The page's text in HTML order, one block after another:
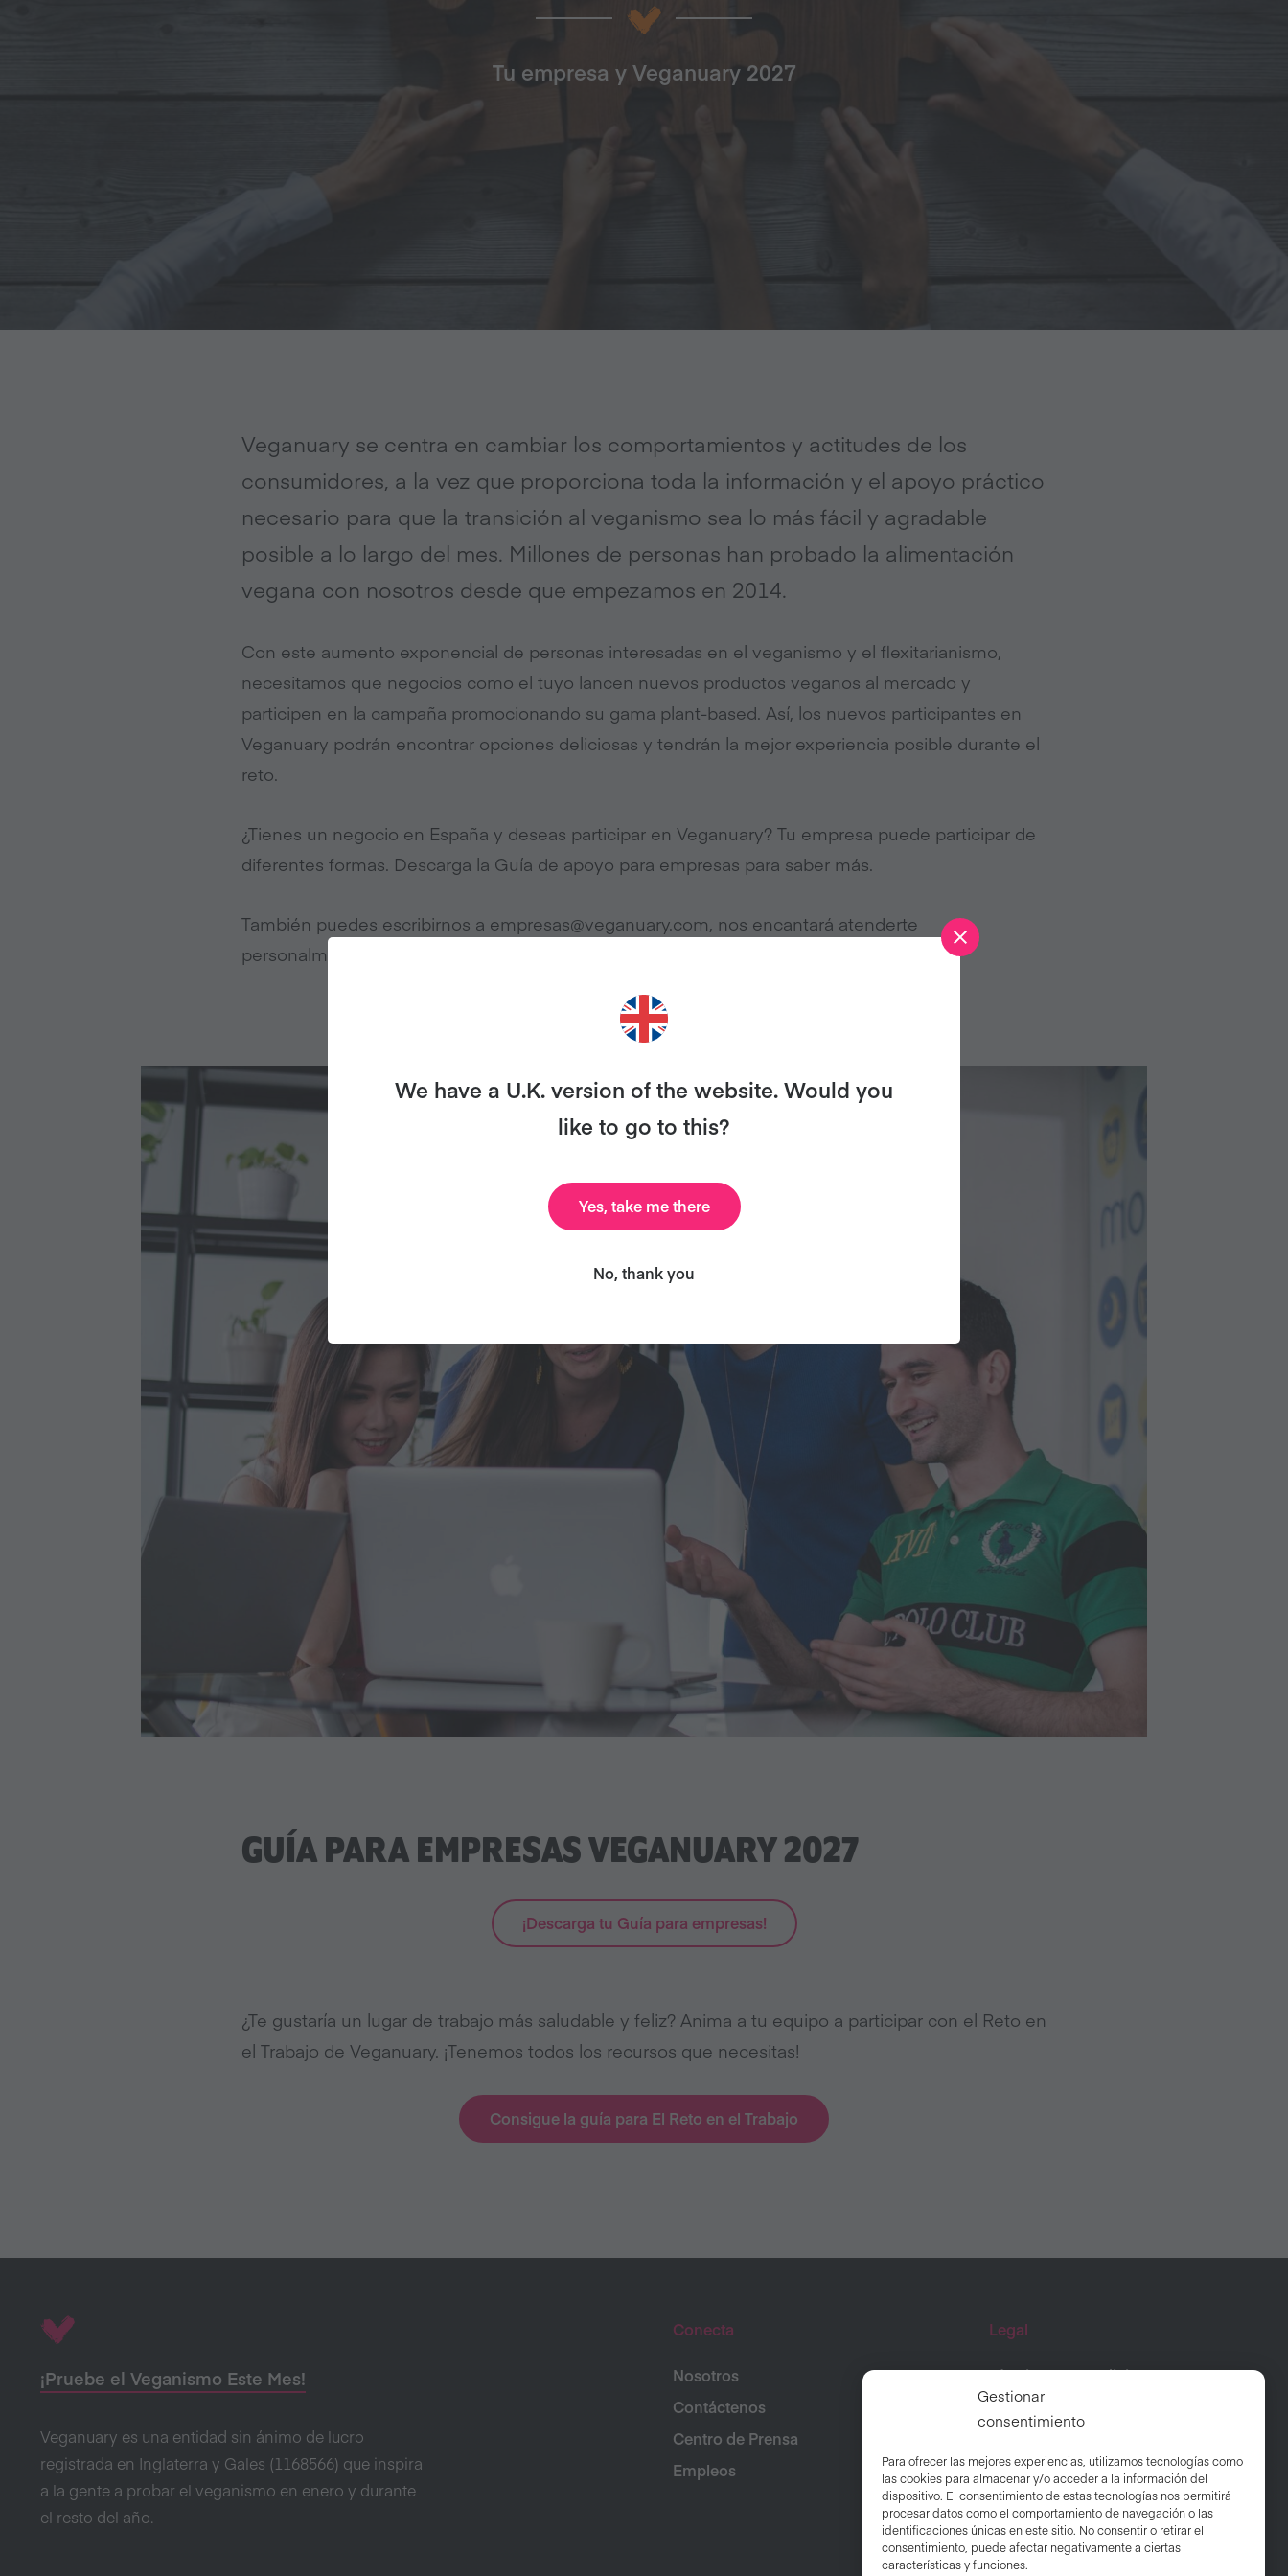
Gestionar
consentimiento
Para ofrecer las mejores experiencias, utilizamos tecnologías como
las cookies para almacenar y/o acceder a la información del
dispositivo. El consentimiento de estas tecnologías nos permitirá
procesar datos como el comportamiento de navegación o las
identificaciones únicas en este sitio. No consentir o retirar el
consentimiento, puede afectar negativamente a ciertas
características y funciones.
Tu empresa y Veganuary 2027
Veganuary se centra en cambiar los comportamientos y actitudes de los
consumidores, a la vez que proporciona toda la información y el apoyo práctico
necesario para que la transición al veganismo sea lo más fácil y agradable
posible a lo largo del mes. Millones de personas han probado la alimentación
vegana con nosotros desde que empezamos en 2014.
Con este aumento exponencial de personas interesadas en el veganismo y el flexitarianismo,
necesitamos que negocios como el tuyo lancen nuevos productos veganos al mercado y
participen en la campaña promocionando su gama plant-based. Así, los nuevos participantes en
Veganuary podrán encontrar opciones deliciosas y tendrán la mejor experiencia posible durante el
reto.
¿Tienes un negocio en España y deseas participar en Veganuary? Tu empresa puede participar de
diferentes formas. Descarga la Guía de apoyo para empresas para saber más.
También puedes escribirnos a empresas@veganuary.com, nos encantará atenderte
personalmente.
GUÍA PARA EMPRESAS VEGANUARY 2027
¡Descarga tu Guía para empresas!
¿Te gustaría un lugar de trabajo más saludable y feliz? Anima a tu equipo a participar con el Reto en
el Trabajo de Veganuary. ¡Tenemos todos los recursos que necesitas!
Consigue la guía para El Reto en el Trabajo
¡Pruebe el Veganismo Este Mes!
Veganuary es una entidad sin ánimo de lucro
registrada en Inglaterra y Gales (1168566) que inspira
a la gente a probar el veganismo en enero y durante
el resto del año.
Conecta
Nosotros
Contáctenos
Centro de Prensa
Empleos
Legal
Términos y Condiciones
Preguntas frecuentes
Política de cookies
Aviso De Privacidad
We have a U.K. version of the website. Would you
like to go to this?
Yes, take me there
No, thank you